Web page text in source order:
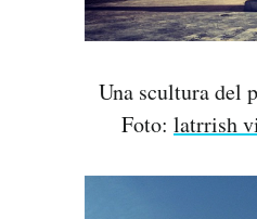
Una scultura del
Foto: latrrish